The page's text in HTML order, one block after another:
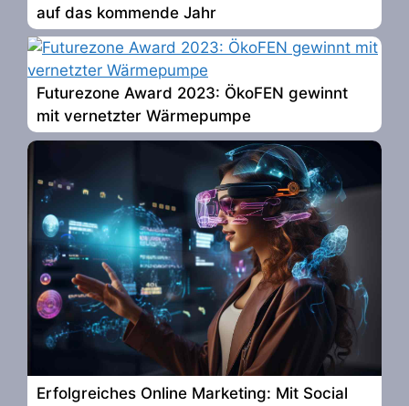
auf das kommende Jahr
Futurezone Award 2023: ÖkoFEN gewinnt
mit vernetzter Wärmepumpe
Erfolgreiches Online Marketing: Mit Social